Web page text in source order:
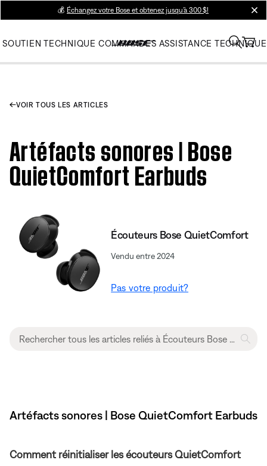
💰 Échangez votre Bose et obtenez jusqu’à 300 $!
SOUTIEN TECHNIQUE COMMANDES ASSISTANCE TECHNIQUE
VOIR TOUS LES ARTICLES
Artéfacts sonores | Bose
QuietComfort Earbuds
Écouteurs Bose QuietComfort
Vendu entre 2024
Pas votre produit?
Artéfacts sonores | Bose QuietComfort Earbuds
Comment réinitialiser les écouteurs QuietComfort